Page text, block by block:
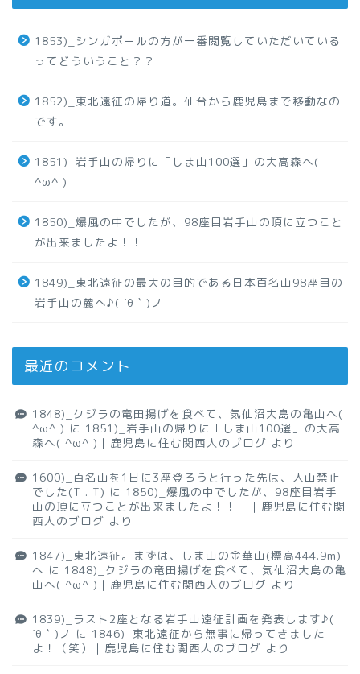
1853)_シンガポールの方が一番閲覧していただいている
ってどういうこと？？
1852)_東北遠征の帰り道。仙台から鹿児島まで移動なの
です。
1851)_岩手山の帰りに「しま山100選」の大高森へ(
^ω^ )
1850)_爆風の中でしたが、98座目岩手山の頂に立つこと
が出来ましたよ！！
1849)_東北遠征の最大の目的である日本百名山98座目の
岩手山の麓へ♪( ´θ｀)ノ
最近のコメント
1848)_クジラの竜田揚げを食べて、気仙沼大島の亀山へ(
^ω^ ) に 1851)_岩手山の帰りに「しま山100選」の大高
森へ( ^ω^ )｜鹿児島に住む関西人のブログ より
1600)_百名山を1日に3座登ろうと行った先は、入山禁止
でした(T . T) に 1850)_爆風の中でしたが、98座目岩手
山の頂に立つことが出来ましたよ！！ ｜鹿児島に住む関
西人のブログ より
1847)_東北遠征。まずは、しま山の金華山(標高444.9m)
へ に 1848)_クジラの竜田揚げを食べて、気仙沼大島の亀
山へ( ^ω^ )｜鹿児島に住む関西人のブログ より
1839)_ラスト2座となる岩手山遠征計画を発表します♪(
´θ｀)ノ に 1846)_東北遠征から無事に帰ってきました
よ！（笑）｜鹿児島に住む関西人のブログ より